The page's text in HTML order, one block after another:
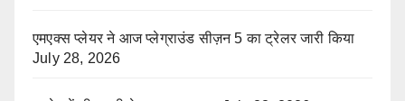
एमएक्स प्लेयर ने आज प्लेग्राउंड सीज़न 5 का ट्रेलर जारी किया
July 28, 2026